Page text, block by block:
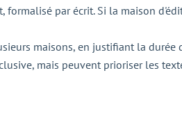
par écrit. Si la maison
maisons, en justifiant la durée
mais peuvent prioriser les